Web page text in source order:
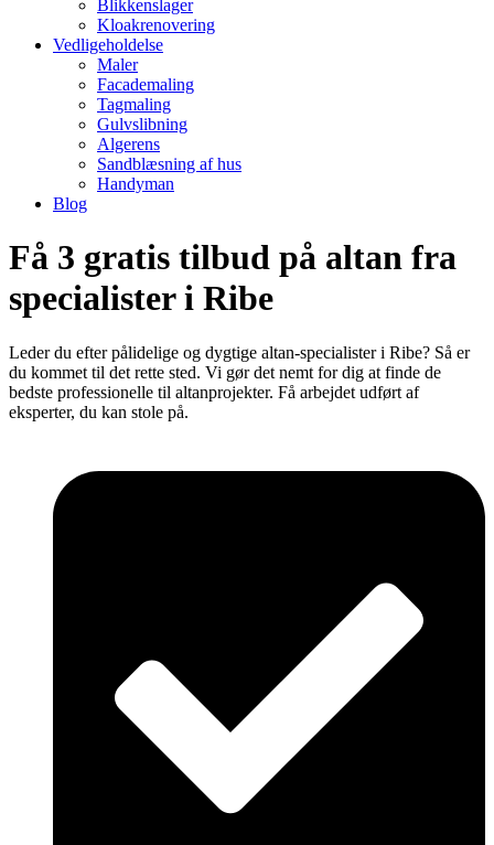
Blikkenslager
Kloakrenovering
Vedligeholdelse
Maler
Facademaling
Tagmaling
Gulvslibning
Algerens
Sandblæsning af hus
Handyman
Blog
Få 3 gratis tilbud på altan fra
specialister i Ribe
Leder du efter pålidelige og dygtige altan-specialister i Ribe? Så er
du kommet til det rette sted. Vi gør det nemt for dig at finde de
bedste professionelle til altanprojekter. Få arbejdet udført af
eksperter, du kan stole på.